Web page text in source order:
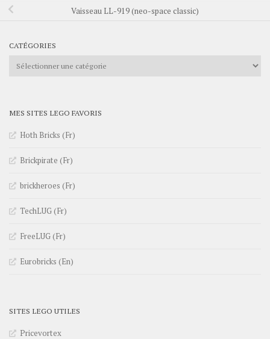
Vaisseau LL-919 (neo-space classic)
CATÉGORIES
Catégories
MES SITES LEGO FAVORIS
Hoth Bricks (Fr)
Brickpirate (Fr)
brickheroes (Fr)
TechLUG (Fr)
FreeLUG (Fr)
Eurobricks (En)
SITES LEGO UTILES
Pricevortex